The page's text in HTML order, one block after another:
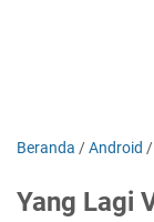
Beranda /Android /
Yang Lagi